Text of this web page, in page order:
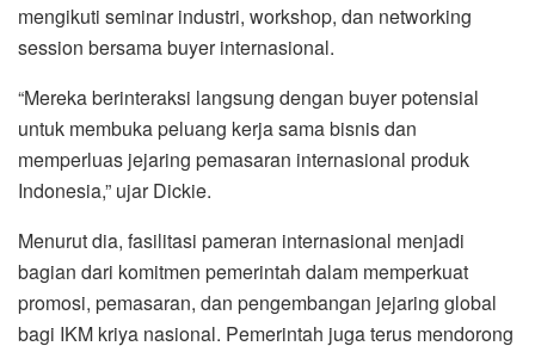
mengikuti seminar industri, workshop, dan networking
session bersama buyer internasional.
“Mereka berinteraksi langsung dengan buyer potensial
untuk membuka peluang kerja sama bisnis dan
memperluas jejaring pemasaran internasional produk
Indonesia,” ujar Dickie.
Menurut dia, fasilitasi pameran internasional menjadi
bagian dari komitmen pemerintah dalam memperkuat
promosi, pemasaran, dan pengembangan jejaring global
bagi IKM kriya nasional. Pemerintah juga terus mendorong